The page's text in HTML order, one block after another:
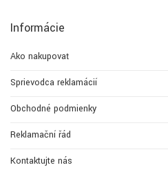
Informácie
Ako nakupovať
Sprievodca reklamácií
Obchodné podmienky
Reklamační řád
Kontaktujte nás